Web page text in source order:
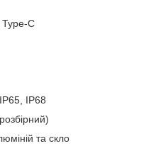
Type-C
IP68
та скло